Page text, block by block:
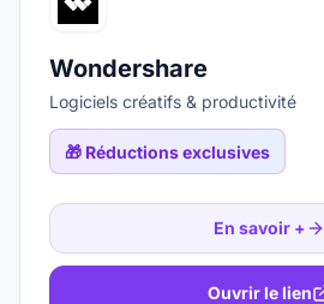
Wondershare
Logiciels créatifs & productivité
🎁 Réductions exclusives
En savoir +
Ouvrir le lien